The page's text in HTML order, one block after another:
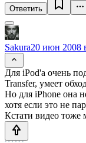
Ответить
Sakura20 июн 2008
Для iPod'а очень
Transfer, умеет
Но для iPhone она
хотя если это не
Кстати видео тоже